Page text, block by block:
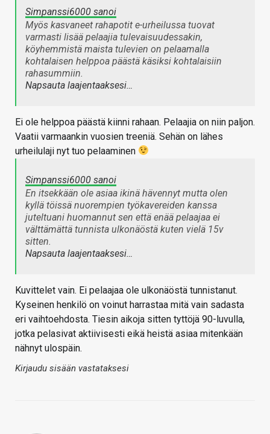
Simpanssi6000 sanoi
Myös kasvaneet rahapotit e-urheilussa tuovat
varmasti lisää pelaajia tulevaisuudessakin,
köyhemmistä maista tulevien on pelaamalla
kohtalaisen helppoa päästä käsiksi kohtalaisiin
rahasummiin.
Napsauta laajentaaksesi…
Ei ole helppoa päästä kiinni rahaan. Pelaajia on niin paljon.
Vaatii varmaankin vuosien treeniä. Sehän on lähes
urheilulaji nyt tuo pelaaminen
Simpanssi6000 sanoi
En itsekkään ole asiaa ikinä hävennyt mutta olen
kyllä töissä nuorempien työkavereiden kanssa
juteltuani huomannut sen että enää pelaajaa ei
välttämättä tunnista ulkonäöstä kuten vielä 15v
sitten.
Napsauta laajentaaksesi…
Kuvittelet vain. Ei pelaajaa ole ulkonäöstä tunnistanut.
Kyseinen henkilö on voinut harrastaa mitä vain sadasta
eri vaihtoehdosta. Tiesin aikoja sitten tyttöjä 90-luvulla,
jotka pelasivat aktiivisesti eikä heistä asiaa mitenkään
nähnyt ulospäin.
Kirjaudu sisään vastataksesi